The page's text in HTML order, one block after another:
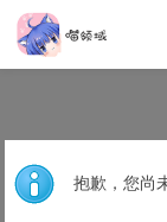
抱歉，您尚